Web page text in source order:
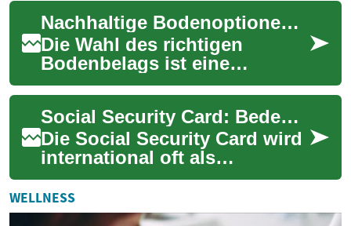
zukunftsweisende
Technologie, die sowohl
ökol...
Nachhaltige Bodenoptionen für Ihr Zuhause
Die Wahl des richtigen
Bodenbelags ist eine
wichtige Entscheidung für
jedes Zuhause, die sowohl
Ästhetik als auch Fun...
Social Security Card: Bedeutung und Nutzung in Deutschland
Die Social Security Card wird
international oft als
Identifikationsmittel für
Sozialversicherungsansprüche
verstanden...
WELLNESS